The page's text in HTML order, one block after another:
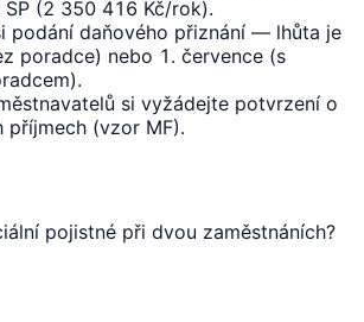
SP (2 350 416 Kč/rok).
podání daňového přiznání — lhůta je
poradce) nebo 1. července (s
si vyžádejte potvrzení o
příjmech (vzor MF).
pojistné při dvou zaměstnáních?